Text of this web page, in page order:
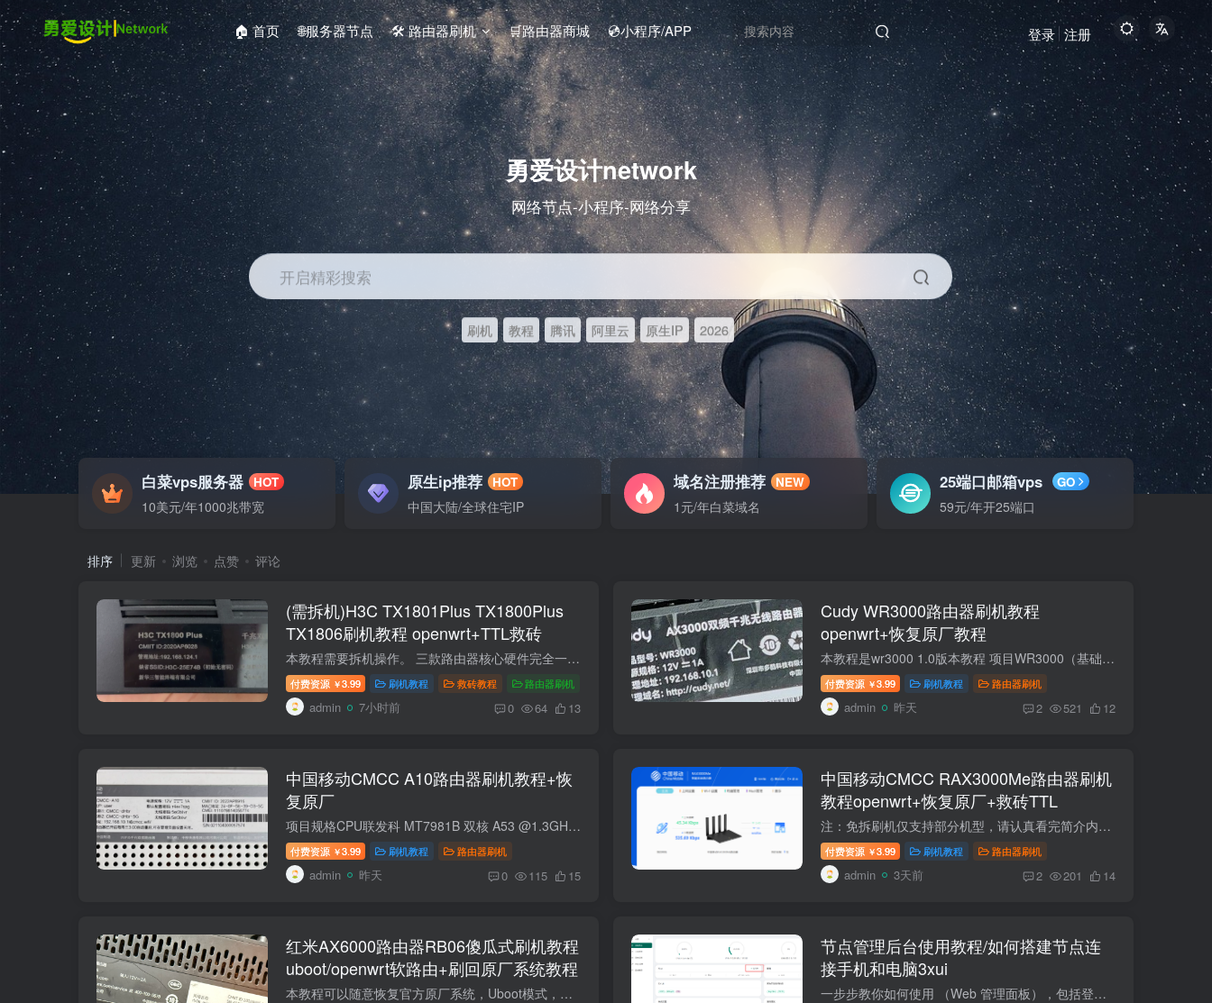
🏠 首页 🌐服务器节点 🛠️ 路由器刷机 🛒路由器商城 💿小程序/APP 登录 注册
勇爱设计network
网络节点-小程序-网络分享
开启精彩搜索
刷机 教程 腾讯 阿里云 原生IP 2026
白菜vps服务器 HOT
10美元/年1000兆带宽
原生ip推荐 HOT
中国大陆/全球住宅IP
域名注册推荐 NEW
1元/年白菜域名
25端口邮箱vps GO
59元/年开25端口
排序 更新 浏览 点赞 评论
(需拆机)H3C TX1801Plus TX1800Plus
TX1806刷机教程 openwrt+TTL救砖
本教程需要拆机操作。 三款路由器核心硬件完全一致（MT7621AT + MT7915 + 256MB 内存 + 128MB 闪存），都是 AX1800 级别的 WiFi 6 运营商定制路由。教程工具包选择对应即可。 参数TX1801 PlusTX...
付费资源 ￥3.99 刷机教程 救砖教程 路由器刷机
admin 7小时前 0 64 13
Cudy WR3000路由器刷机教程
openwrt+恢复原厂教程
本教程是wr3000 1.0版本教程 项目WR3000（基础版）WR3000E（经济版）WR3000H（2.5G 版）WR3000P（Pro 版）WR3000S（标准版）CPUMT7981BA 双核 A53 @1.3GHz同左同左同左同左内存 RAM256MB DDR3L2...
付费资源 ￥3.99 刷机教程 路由器刷机
admin 昨天 2 521 12
中国移动CMCC A10路由器刷机教程+恢
复原厂
项目规格CPU联发科 MT7981B 双核 A53 @1.3GHz（12nm）内存 RAM256MB DDR3闪存 Flash128MB SPI‑NANDWi‑Fi 方案2.4G/5G 均为 MTK 集成；5 路独立 FEM（功放）无线标准Wi‑Fi 6（802.11ax）双频...
付费资源 ￥3.99 刷机教程 路由器刷机
admin 昨天 0 115 15
中国移动CMCC RAX3000Me路由器刷机
教程openwrt+恢复原厂+救砖TTL
注：免拆刷机仅支持部分机型，请认真看完简介内容。 TTL针夹夹具间距选2.54mm间距 支持刷全系RAX3000ME的路由器闪存兆易创新的GigaDevice华邦电子的 winbond复旦微电的 FM25S01A(带usb3.0接口)...
付费资源 ￥3.99 刷机教程 路由器刷机
admin 3天前 2 201 14
红米AX6000路由器RB06傻瓜式刷机教程
uboot/openwrt软路由+刷回原厂系统教程
本教程可以随意恢复官方原厂系统，Uboot模式，就像重装电脑系统一样。不用担心变砖。网页底部有原厂固件以及教程。 这是红米AX6000的教程，型号是RB06,不是小米AX6000的教程，两个不同型号，不...
节点管理后台使用教程/如何搭建节点连
接手机和电脑3xui
一步步教你如何使用 （Web 管理面板），包括登录、添加节点、用户、订阅链接和常见设置。（小白方式，适用于你目前在用的 VPS 环境。） 节点端口测试工具在线端口扫描 - 站长工具 代理工具下载...